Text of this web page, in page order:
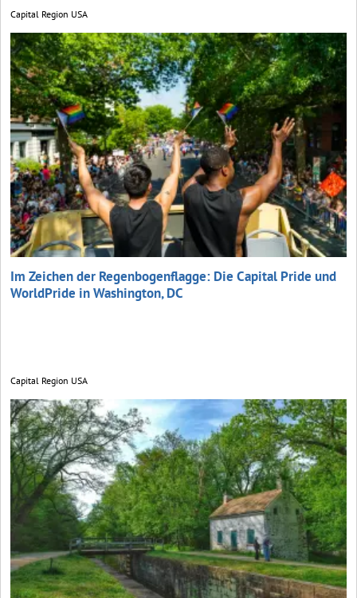
Capital Region USA
Im Zeichen der Regenbogenflagge: Die Capital Pride und
WorldPride in Washington, DC
Capital Region USA